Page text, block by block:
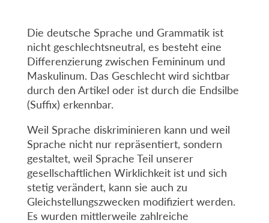
Die deutsche Sprache und Grammatik ist
nicht geschlechtsneutral, es besteht eine
Differenzierung zwischen Femininum und
Maskulinum. Das Geschlecht wird sichtbar
durch den Artikel oder ist durch die Endsilbe
(Suffix) erkennbar.
Weil Sprache diskriminieren kann und weil
Sprache nicht nur repräsentiert, sondern
gestaltet, weil Sprache Teil unserer
gesellschaftlichen Wirklichkeit ist und sich
stetig verändert, kann sie auch zu
Gleichstellungszwecken modifiziert werden.
Es wurden mittlerweile zahlreiche